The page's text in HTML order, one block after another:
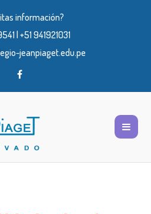
información?
| +51 941921031
jeanpiaget.edu.pe